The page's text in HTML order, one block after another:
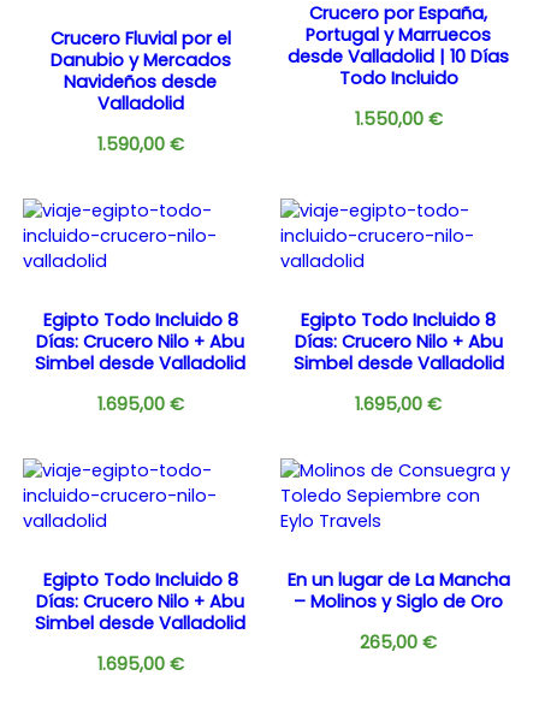
Crucero Fluvial por el
Danubio y Mercados
Navideños desde
Valladolid
1.590,00 €
Crucero por España,
Portugal y Marruecos
desde Valladolid | 10 Días
Todo Incluido
1.550,00 €
Egipto Todo Incluido 8
Días: Crucero Nilo + Abu
Simbel desde Valladolid
1.695,00 €
Egipto Todo Incluido 8
Días: Crucero Nilo + Abu
Simbel desde Valladolid
1.695,00€
Egipto Todo Incluido 8
Días: Crucero Nilo + Abu
Simbel desde Valladolid
1.695,00 €
En un lugar de La Mancha
– Molinos y Siglo de Oro
265,00€